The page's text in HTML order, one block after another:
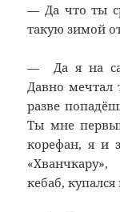
— Да что ты
такую зимой
— Да я на
Давно мечтал
разве
Ты мне
корефан, я и
кебаб,